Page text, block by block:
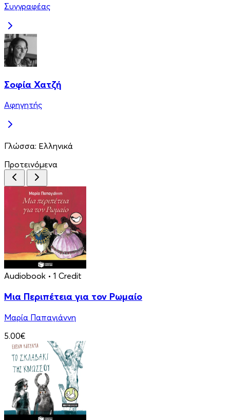
Συγγραφέας
Σοφία Χατζή
Αφηγητής
Γλώσσα: Ελληνικά
Προτεινόμενα
Audiobook • 1 Credit
Μια Περιπέτεια για τον Ρωμαίο
Μαρία Παπαγιάννη
5.00€